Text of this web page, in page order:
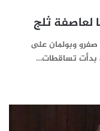
لعاصفة ثلج
وبولمان على